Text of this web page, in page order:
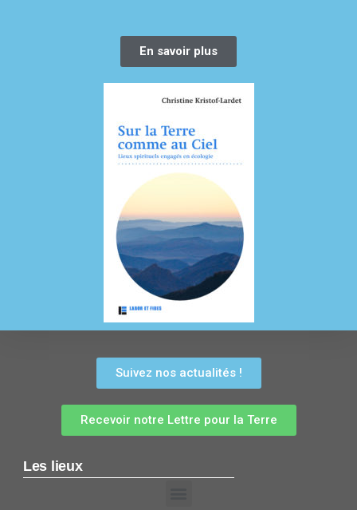
En savoir plus
Suivez nos actualités !
Recevoir notre Lettre pour la Terre
Les lieux